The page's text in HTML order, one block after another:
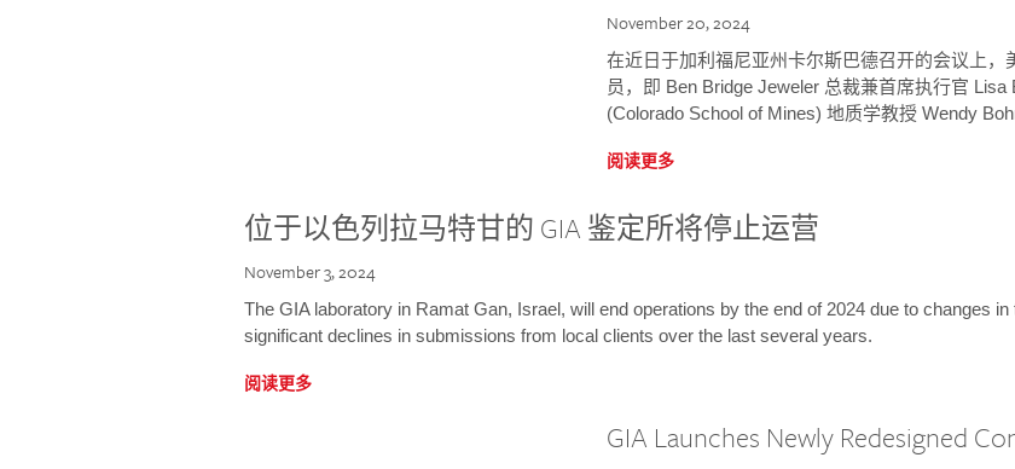
November 20, 2024
在近日于加利福尼亚州卡尔斯巴德召开的会议上
员，即 Ben Bridge Jeweler 总裁兼首席执行官
(Colorado School of Mines) 地质学教授 Wendy
阅读更多
位于以色列拉马特甘的 GIA 鉴定所将停止运营
November 3, 2024
The GIA laboratory in Ramat Gan, Israel, will end operations by the end of 2024 due to changes
significant declines in submissions from local clients over the last several years.
阅读更多
GIA Launches Newly Redesigned